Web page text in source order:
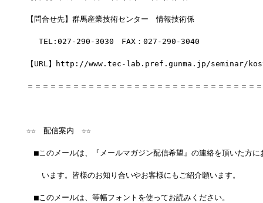
【問合せ先】群馬産業技術センター　情報技術係
TEL:027-290-3030　FAX：027-290-3040
【URL】http://www.tec-lab.pref.gunma.jp/seminar/
＝＝＝＝＝＝＝＝＝＝＝＝＝＝＝＝＝＝＝＝＝＝＝＝＝＝＝＝＝＝
☆☆　配信案内　☆☆
■このメールは、『メールマガジン配信希望』の連絡を頂いた方に
います。皆様のお知り合いやお客様にもご紹介願います。
■このメールは、等幅フォントを使ってお読みください。